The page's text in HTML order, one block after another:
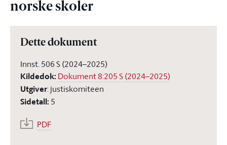
norske skoler
Dette dokument
Innst. 506 S (2024–2025)
Kildedok: Dokument 8:205 S (2024–2025)
Utgiver:justiskomiteen
Sidetall: 5
PDF